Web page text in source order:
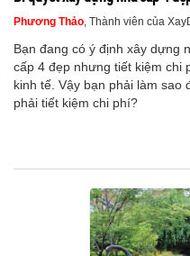
Phương Thảo, Thành viên của
Bạn đang có ý định xây dựng
cấp 4 đẹp nhưng tiết kiệm chi
kinh tế. Vậy bạn phải làm sao
phải tiết kiệm chi phí?